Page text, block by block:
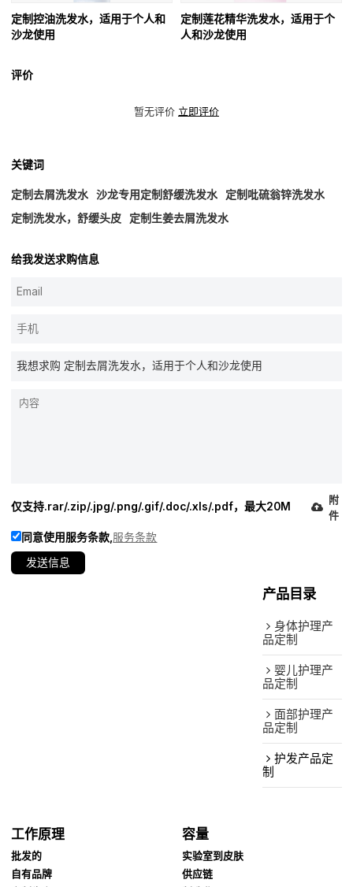
定制控油洗发水，适用于个人和
沙龙使用
定制莲花精华洗发水，适用于个
人和沙龙使用
评价
暂无评价 立即评价
关键词
定制去屑洗发水 沙龙专用定制舒缓洗发水
定制吡硫翁锌洗发水
定制洗发水，舒缓头皮
定制生姜去屑洗发水
给我发送求购信息
仅支持.rar/.zip/.jpg/.png/.gif/.doc/.xls/.pdf，最大20M
附
件
同意使用服务条款, 服务条款
发送信息
产品目录
身体护理产
品定制
婴儿护理产
品定制
面部护理产
品定制
护发产品定
制
工作原理
批发的
自有品牌
容量
实验室到皮肤
供应链